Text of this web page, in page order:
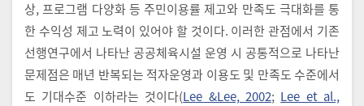
상, 프로그램 다양화 등 주민이용률 제고와 만족도 극대화를 통
한 수익성 제고 노력이 있어야 할 것이다. 이러한 관점에서 기존
선행연구에서 나타난 공공체육시설 운영 시 공통적으로 나타난
문제점은 매년 반복되는 적자운영과 이용도 및 만족도 수준에서
도 기대수준 이하라는 것이다(Lee &Lee, 2002; Lee et al.,